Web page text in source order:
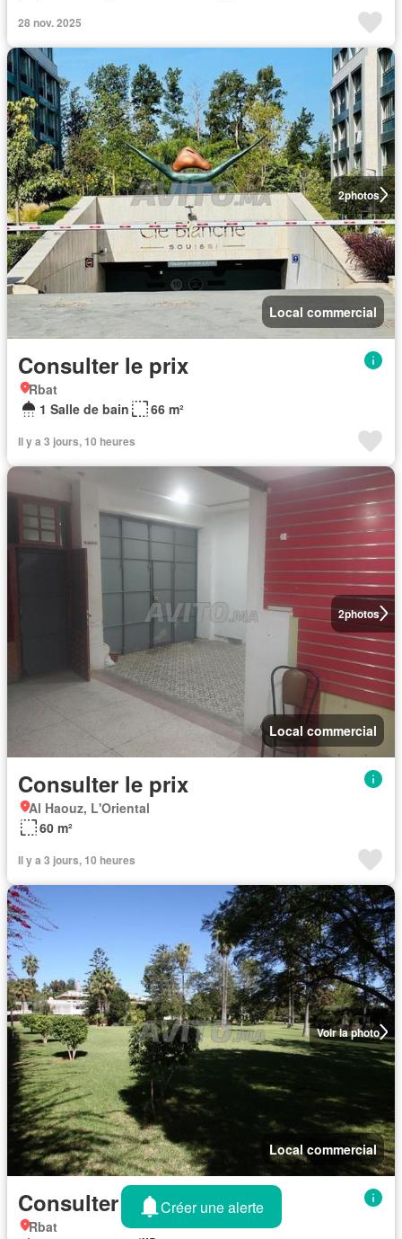
28 nov. 2025
2photos
Local commercial
Consulter le prix
Rbat
1 Salle de bain
66 m²
Il y a 3 jours, 10 heures
2photos
Local commercial
Consulter le prix
Al Haouz, L'Oriental
60 m²
Il y a 3 jours, 10 heures
Voir la photo
Local commercial
Consulter le prix
Rbat
Créer une alerte